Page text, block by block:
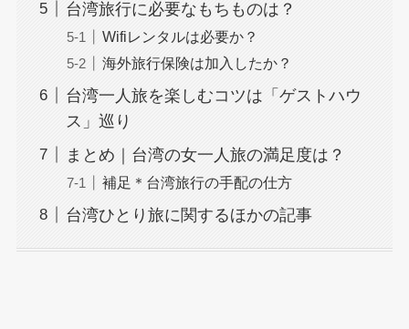
台湾旅行に必要なもちものは？
Wifiレンタルは必要か？
海外旅行保険は加入したか？
台湾一人旅を楽しむコツは「ゲストハウ
ス」巡り
まとめ｜台湾の女一人旅の満足度は？
補足＊台湾旅行の手配の仕方
台湾ひとり旅に関するほかの記事